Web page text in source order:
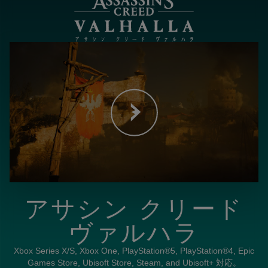
アサシン クリード
ヴァルハラ
Xbox Series X/S, Xbox One, PlayStation®5, PlayStation®4, Epic
Games Store, Ubisoft Store, Steam, and Ubisoft+ 対応。